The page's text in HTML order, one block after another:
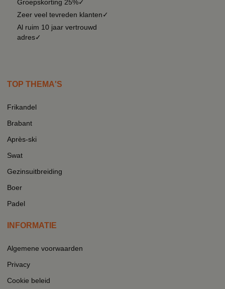
Groepskorting 25%✓
Zeer veel tevreden klanten✓
Al ruim 10 jaar vertrouwd
adres✓
TOP THEMA'S
Frikandel
Brabant
Après-ski
Swat
Gezinsuitbreiding
Boer
Padel
INFORMATIE
Algemene voorwaarden
Privacy
Cookie beleid